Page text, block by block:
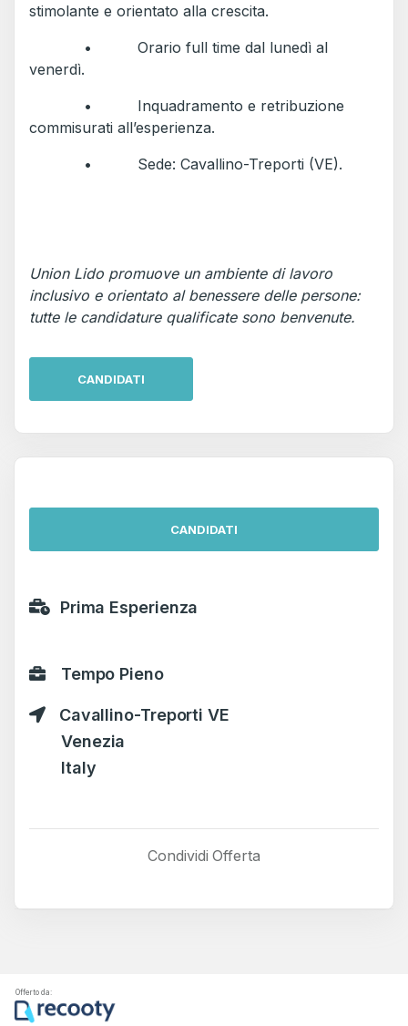
stimolante e orientato alla crescita.
• Orario full time dal lunedì al
venerdì.
• Inquadramento e retribuzione
commisurati all’esperienza.
• Sede: Cavallino-Treporti (VE).
Union Lido promuove un ambiente di lavoro
inclusivo e orientato al benessere delle persone:
tutte le candidature qualificate sono benvenute.
CANDIDATI
CANDIDATI
Prima Esperienza
Tempo Pieno
Cavallino-Treporti VE
Venezia
Italy
Condividi Offerta
Offerto da: